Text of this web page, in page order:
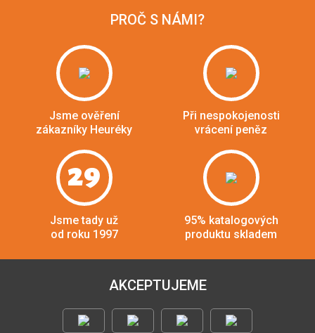
PROČ S NÁMI?
Jsme ověření
zákazníky Heuréky
Při nespokojenosti
vrácení peněz
29
Jsme tady už
od roku 1997
95% katalogových
produktu skladem
AKCEPTUJEME